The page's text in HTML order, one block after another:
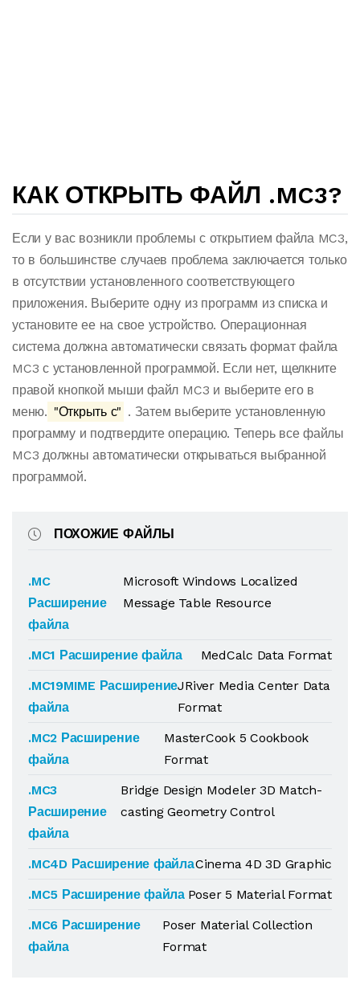
КАК ОТКРЫТЬ ФАЙЛ .MC3?
Если у вас возникли проблемы с открытием файла MC3,
то в большинстве случаев проблема заключается только
в отсутствии установленного соответствующего
приложения. Выберите одну из программ из списка и
установите ее на свое устройство. Операционная
система должна автоматически связать формат файла
MC3 с установленной программой. Если нет, щелкните
правой кнопкой мыши файл MC3 и выберите его в
меню. "Открыть с" . Затем выберите установленную
программу и подтвердите операцию. Теперь все файлы
MC3 должны автоматически открываться выбранной
программой.
ПОХОЖИЕ ФАЙЛЫ
.MC
Расширение
файла
Microsoft Windows Localized
Message Table Resource
.MC1 Расширение файла
MedCalc Data Format
.MC19MIME Расширение
файла
JRiver Media Center Data
Format
.MC2 Расширение
файла
MasterCook 5 Cookbook
Format
.MC3
Расширение
файла
Bridge Design Modeler 3D Match-
casting Geometry Control
.MC4D Расширение файлаCinema 4D 3D Graphic
.MC5 Расширение файла Poser 5 Material Format
.MC6 Расширение
файла
Poser Material Collection
Format